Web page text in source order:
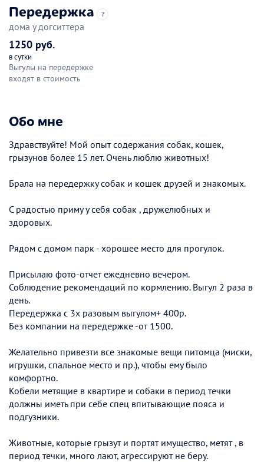
Передержка ?
дома у догситтера
1250 руб.
в сутки
Выгулы на передержке
входят в стоимость
Обо мне
Здравствуйте! Мой опыт содержания собак, кошек,
грызунов более 15 лет. Очень люблю животных!
Брала на передержку собак и кошек друзей и знакомых.
С радостью приму у себя собак , дружелюбных и
здоровых.
Рядом с домом парк - хорошее место для прогулок.
Присылаю фото-отчет ежедневно вечером.
Соблюдение рекомендаций по кормлению. Выгул 2 раза в
день.
Передержка с 3х разовым выгулом+ 400р.
Без компании на передержке -от 1500.
Желательно привезти все знакомые вещи питомца (миски,
игрушки, спальное место и пр.), чтобы ему было
комфортно.
Кобели метящие в квартире и собаки в период течки
должны иметь при себе спец впитывающие пояса и
подгузники.
Животные, которые грызут и портят имущество, метят , в
период течки, много лают, агрессируют не беру.